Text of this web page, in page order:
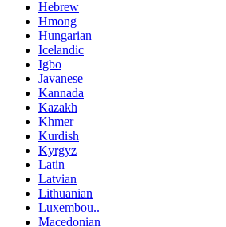
Hebrew
Hmong
Hungarian
Icelandic
Igbo
Javanese
Kannada
Kazakh
Khmer
Kurdish
Kyrgyz
Latin
Latvian
Lithuanian
Luxembou..
Macedonian